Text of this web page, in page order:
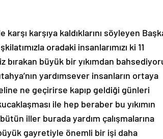
karşıya kaldıklarını söyleyen
oradaki insanlarımızı ki 11
büyük bir yıkımdan
yardımsever insanların ortaya
ne geçirirse kapıp geldiği günleri
ile hep beraber bu yıkımın
iller burada yardım çalışmalarına
gayretiyle önemli bir işi daha